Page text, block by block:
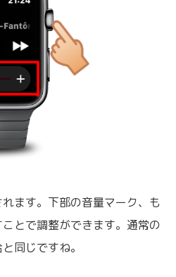
ます。下部の音量マーク、も
とで調整ができます。通常の
同じですね。